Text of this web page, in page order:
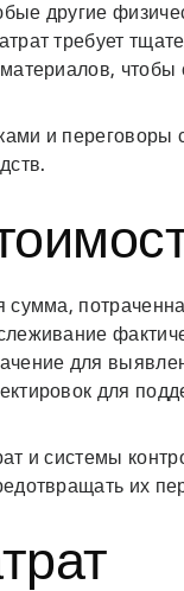
другие
требует
и переговоры
для
для
и системы
их